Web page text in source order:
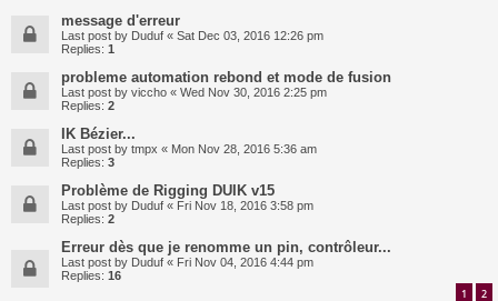
message d'erreur
Last post by Duduf « Sat Dec 03, 2016 12:26 pm
Replies: 1
probleme automation rebond et mode de fusion
Last post by viccho « Wed Nov 30, 2016 2:25 pm
Replies: 2
IK Bézier...
Last post by tmpx « Mon Nov 28, 2016 5:36 am
Replies: 3
Problème de Rigging DUIK v15
Last post by Duduf « Fri Nov 18, 2016 3:58 pm
Replies: 2
Erreur dès que je renomme un pin, contrôleur...
Last post by Duduf « Fri Nov 04, 2016 4:44 pm
Replies: 16
1 2